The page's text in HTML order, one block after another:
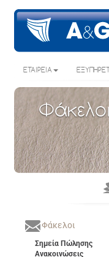
ΕΤΑΙΡΕΙΑ
Φάκελοι
Φάκελοι
Σημεία Πώλησης
Ανακοινώσεις